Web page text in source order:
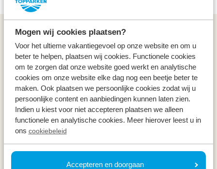
Mogen wij cookies plaatsen?
Voor het ultieme vakantiegevoel op onze website en om u
beter te helpen, plaatsen wij cookies. Functionele cookies
om te zorgen dat onze website goed werkt en analytische
cookies om onze website elke dag nog een beetje beter te
maken. Ook plaatsen we persoonlijke cookies zodat wij u
persoonlijke content en aanbiedingen kunnen laten zien.
Indien u kiest voor niet accepteren plaatsen we alleen
functionele en analytische cookies. Meer hierover leest u in
ons cookiebeleid
Accepteren en doorgaan
Allgemeines
Service & Kontakt
Arten
Specials
Urlaub